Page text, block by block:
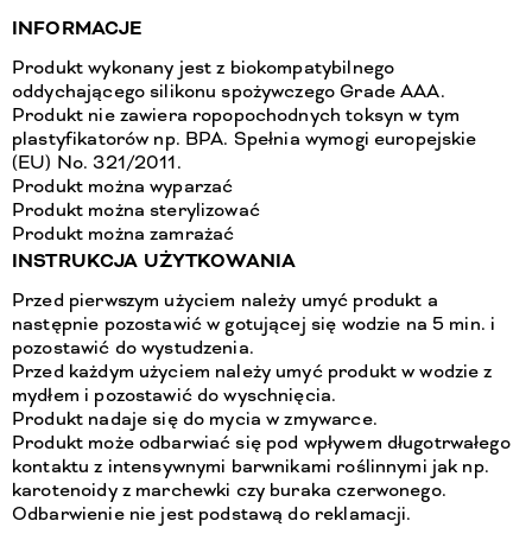
INFORMACJE
Produkt wykonany jest z biokompatybilnego
oddychającego silikonu spożywczego Grade AAA.
Produkt nie zawiera ropopochodnych toksyn w tym
plastyfikatorów np. BPA. Spełnia wymogi europejskie
(EU) No. 321/2011.
Produkt można wyparzać
Produkt można sterylizować
Produkt można zamrażać
INSTRUKCJA UŻYTKOWANIA
Przed pierwszym użyciem należy umyć produkt a
następnie pozostawić w gotującej się wodzie na 5 min. i
pozostawić do wystudzenia.
Przed każdym użyciem należy umyć produkt w wodzie z
mydłem i pozostawić do wyschnięcia.
Produkt nadaje się do mycia w zmywarce.
Produkt może odbarwiać się pod wpływem długotrwałego
kontaktu z intensywnymi barwnikami roślinnymi jak np.
karotenoidy z marchewki czy buraka czerwonego.
Odbarwienie nie jest podstawą do reklamacji.